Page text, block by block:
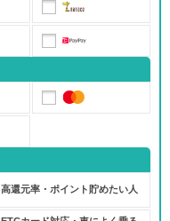
高還元率・ポイント貯めたい人